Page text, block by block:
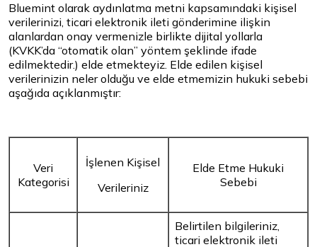
Bluemint olarak aydınlatma metni kapsamındaki kişisel
verilerinizi, ticari elektronik ileti gönderimine ilişkin
alanlardan onay vermenizle birlikte dijital yollarla
(KVKK’da “otomatik olan” yöntem şeklinde ifade
edilmektedir.) elde etmekteyiz. Elde edilen kişisel
verilerinizin neler olduğu ve elde etmemizin hukuki sebebi
aşağıda açıklanmıştır:
Veri
Kategorisi
İşlenen Kişisel
Verileriniz
Elde Etme Hukuki
Sebebi
Belirtilen bilgileriniz,
ticari elektronik ileti